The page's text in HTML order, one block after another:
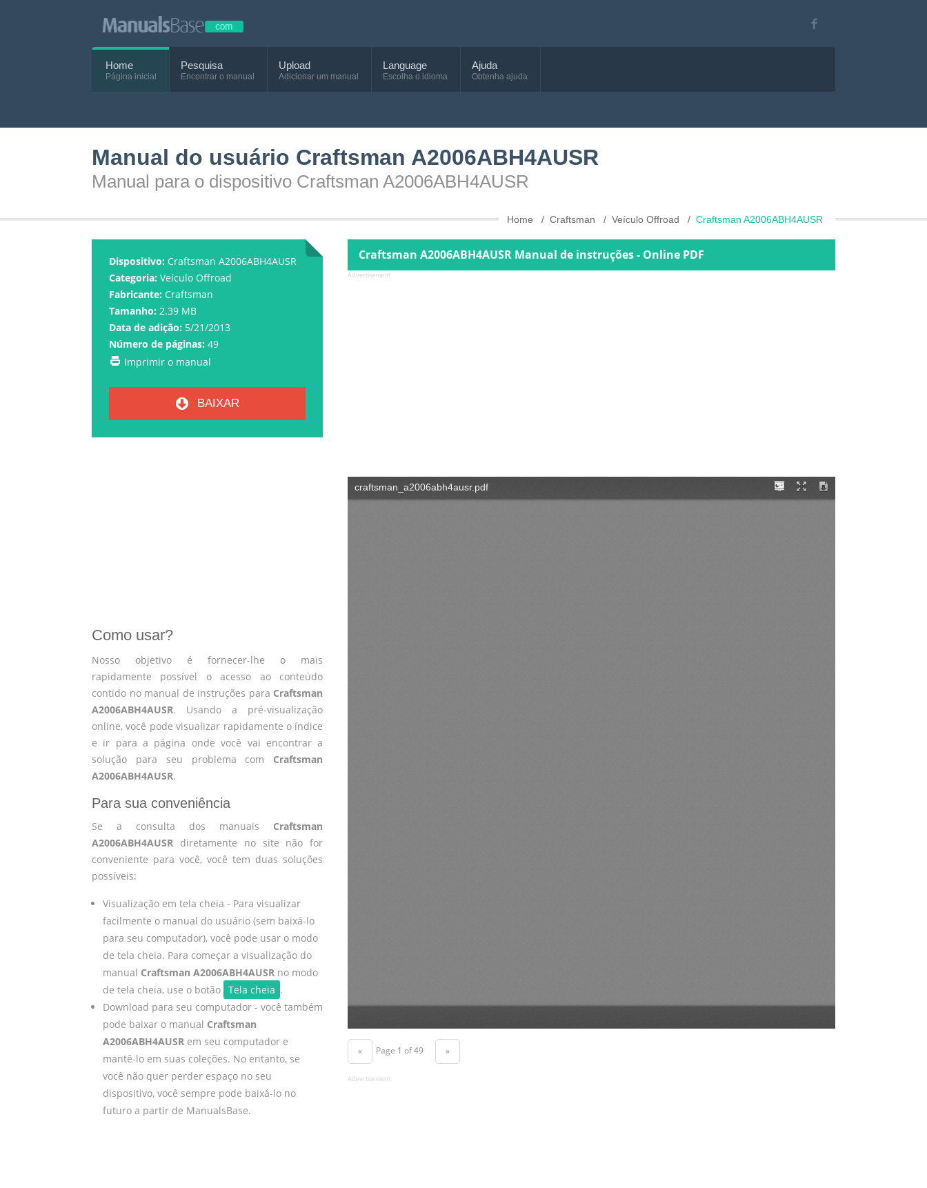
Home
Página inicial
Pesquisa
Encontrar o manual
Upload
Adicionar um manual
Language
Escolha o idioma
Ajuda
Obtenha ajuda
Manual do usuário Craftsman A2006ABH4AUSR
Manual para o dispositivo Craftsman A2006ABH4AUSR
Home Craftsman Veículo Offroad Craftsman A2006ABH4AUSR
Dispositivo: Craftsman A2006ABH4AUSR
Categoria: Veículo Offroad
Fabricante: Craftsman
Tamanho: 2.39 MB
Data de adição: 5/21/2013
Número de páginas: 49
Imprimir o manual
BAIXAR
Como usar?
Nosso objetivo é fornecer-lhe o mais
rapidamente possível o acesso ao conteúdo
contido no manual de instruções para Craftsman
A2006ABH4AUSR. Usando a pré-visualização
online, você pode visualizar rapidamente o índice
e ir para a página onde você vai encontrar a
solução para seu problema com Craftsman
A2006ABH4AUSR.
Para sua conveniência
Se a consulta dos manuais Craftsman
A2006ABH4AUSR diretamente no site não for
conveniente para você, você tem duas soluções
possíveis:
Visualização em tela cheia - Para visualizar
facilmente o manual do usuário (sem baixá-lo
para seu computador), você pode usar o modo
de tela cheia. Para começar a visualização do
manual Craftsman A2006ABH4AUSRno modo
de tela cheia, use o botão Tela cheia .
Download para seu computador - você também
pode baixar o manual Craftsman
A2006ABH4AUSRem seu computador e
mantê-lo em suas coleções. No entanto, se
você não quer perder espaço no seu
dispositivo, você sempre pode baixá-lo no
futuro a partir de ManualsBase.
Craftsman A2006ABH4AUSR Manual de instruções - Online PDF
Advertisement
« Page 1 of 49 »
Advertisement